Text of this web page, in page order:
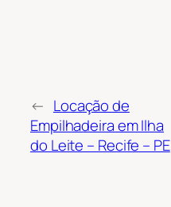
← Locação de
Empilhadeira em Ilha
do Leite – Recife – PE